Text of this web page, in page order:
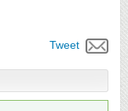
Tweet